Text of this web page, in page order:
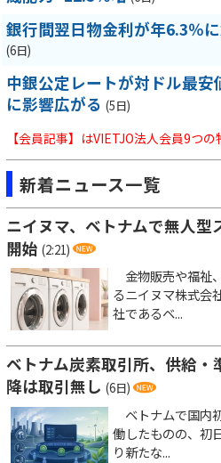
銀行間翌日物金利が年6.3％
(6日)
中銀公定レートが対ドル最
に影響広がる (5日)
【会員記事】はVIETJO法人会員9つ
新着ニュース一覧
ニイヌマ、ベトナムで無人型
開始 (2:21)
金物販売や福祉
るニイヌマ株式会
社であるベ...
ベトナム炭素取引所、供給
降は取引無し (6日)
ベトナムで国内
働したものの、初
り新たな...